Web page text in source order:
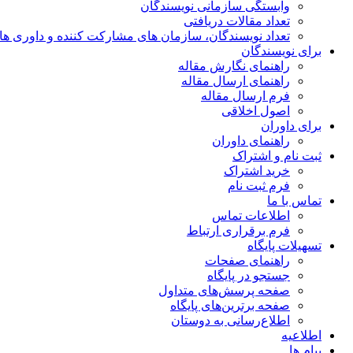
وابستگی سازمانی نویسندگان
تعداد مقالات دریافتی
تعداد نویسندگان، سازمان های مشارکت کننده و داوری های
برای نویسندگان
راهنمای نگارش مقاله
راهنمای ارسال مقاله
فرم ارسال مقاله
اصول اخلاقی
برای داوران
راهنمای داوران
ثبت نام و اشتراک
خرید اشتراک
فرم ثبت نام
تماس با ما
اطلاعات تماس
فرم برقراری ارتباط
تسهیلات پایگاه
راهنمای صفحات
جستجو در پایگاه
صفحه پرسش‌های متداول
صفحه برترین‌های پایگاه
اطلاع‌رسانی به دوستان
اطلاعیه
پیام ها